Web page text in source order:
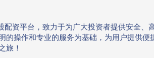
资平台，致力于为广大投资者提供安全、
操作和专业的服务为基础，为用户提供
旅！